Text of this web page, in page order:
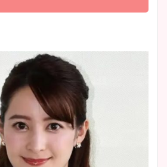
池谷実悠アナのメガネ画像が
かわいい！カップや水着姿も
まとめた！
清水麻椰アナのかわいい画
像！身長やカップ、同期や
wikiプロフもチェック！
大家彩香アナのかわいいカッ
プ画像まとめ！同期や実家に